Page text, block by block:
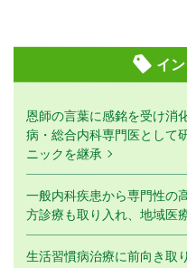
イ
恩師の言葉に感銘を受け消
病・総合内科専門医として
ニックを継承
一般内科疾患から専門性の
方診療も取り入れ、地域医
生活習慣病治療に前向き取